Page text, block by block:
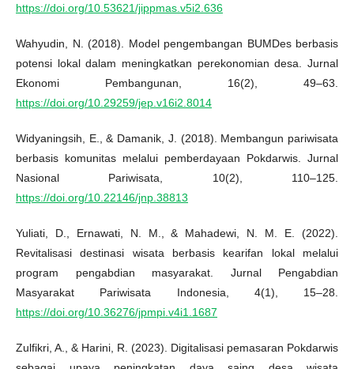
https://doi.org/10.53621/jippmas.v5i2.636
Wahyudin, N. (2018). Model pengembangan BUMDes berbasis
potensi lokal dalam meningkatkan perekonomian desa. Jurnal
Ekonomi Pembangunan, 16(2), 49–63.
https://doi.org/10.29259/jep.v16i2.8014
Widyaningsih, E., & Damanik, J. (2018). Membangun pariwisata
berbasis komunitas melalui pemberdayaan Pokdarwis. Jurnal
Nasional Pariwisata, 10(2), 110–125.
https://doi.org/10.22146/jnp.38813
Yuliati, D., Ernawati, N. M., & Mahadewi, N. M. E. (2022).
Revitalisasi destinasi wisata berbasis kearifan lokal melalui
program pengabdian masyarakat. Jurnal Pengabdian
Masyarakat Pariwisata Indonesia, 4(1), 15–28.
https://doi.org/10.36276/jpmpi.v4i1.1687
Zulfikri, A., & Harini, R. (2023). Digitalisasi pemasaran Pokdarwis